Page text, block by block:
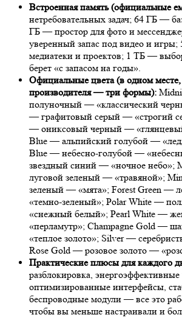
Встроенная память (официальные
нетребовательных задач; 64 ГБ —
ГБ — простор для фото и
уверенный запас под видео и
медиатеки и проектов; 1 ТБ —
берет «с запасом на годы».
Официальные цвета (в одном месте,
производителя — три формы):
полуночный — «классический
— графитовый серый — «строгий
— ониксовый черный —
Blue — альпийский голубой —
Blue — небесно-голубой —
звездный синий — «ночное небо»;
луговой зеленый — «травяной»;
зеленый — «мята»; Forest Green —
«темно-зеленый»; Polar White —
«снежный белый»; Pearl White —
«перламутр»; Champagne Gold —
«теплое золото»; Silver —
Rose Gold — розовое золото —
Практические плюсы для каждого
разблокировка,
оптимизированные интерфейсы,
беспроводные модули — все это
чтобы вы меньше настраивали и